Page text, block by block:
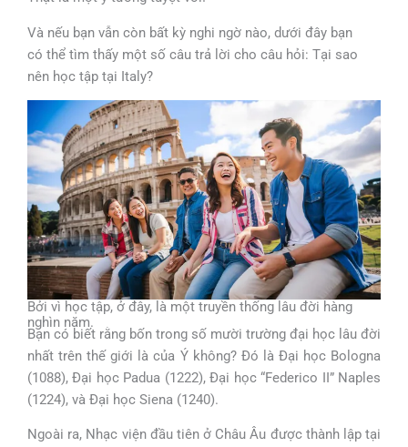
Và nếu bạn vẫn còn bất kỳ nghi ngờ nào, dưới đây bạn
có thể tìm thấy một số câu trả lời cho câu hỏi: Tại sao
nên học tập tại Italy?
Bởi vì học tập, ở đây, là một truyền thống lâu đời hàng
nghìn năm.
Bạn có biết rằng bốn trong số mười trường đại học lâu đời
nhất trên thế giới là của Ý không? Đó là Đại học Bologna
(1088), Đại học Padua (1222), Đại học “Federico II” Naples
(1224), và Đại học Siena (1240).
Ngoài ra, Nhạc viện đầu tiên ở Châu Âu được thành lập tại